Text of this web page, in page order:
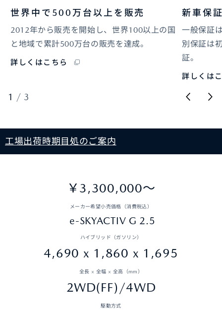
世界中で500万台以上を販売
2012年から販売を開始し、世界100以上の国
と地域で累計500万台の販売を達成。
詳しくはこちら
新車保
一般保証
別保証は
証。
詳しくは
1 / 3
工場出荷時期目処のご案内
￥3,300,000～
メーカー希望小売価格（消費税込）
e-SKYACTIV G 2.5
ハイブリッド（ガソリン）
4,690 x 1,860 x 1,695
全長 × 全幅 × 全高（mm）
2WD(FF)/4WD
駆動方式